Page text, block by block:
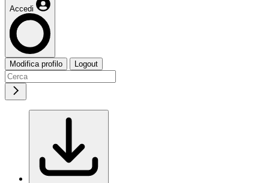
Accedi
Modifica profilo Logout